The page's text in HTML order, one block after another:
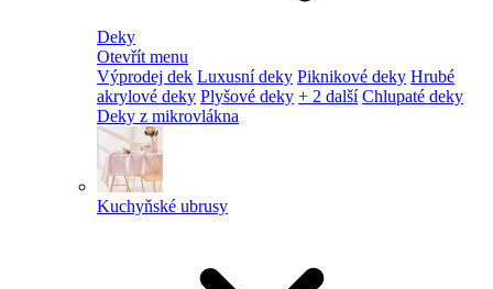
Deky
Otevřít menu
Výprodej dek Luxusní deky Piknikové deky Hrubé
akrylové deky Plyšové deky + 2 další Chlupaté deky
Deky z mikrovlákna
Kuchyňské ubrusy